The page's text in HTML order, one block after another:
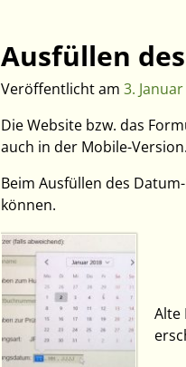
Ausfüllen
Veröffentlicht am 3.
Die Website bzw. das
auch in der Mobile-Version.
Beim Ausfüllen des
können.
Alte